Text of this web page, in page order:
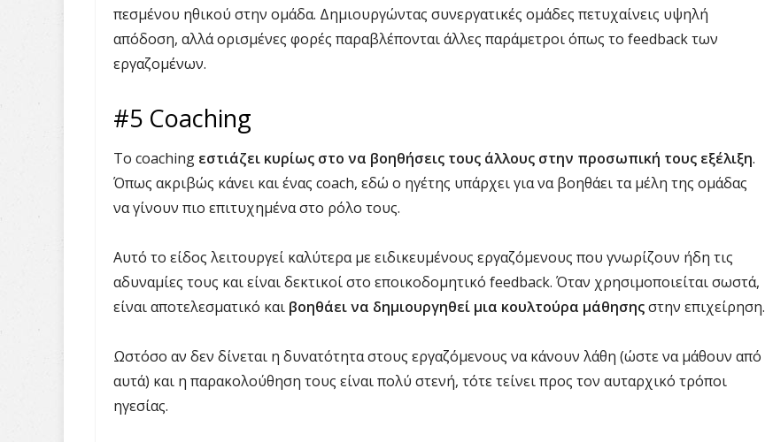
πεσμένου ηθικού στην ομάδα. Δημιουργώντας συνεργατικές ομάδες πετυχαίνεις υψηλή
απόδοση, αλλά ορισμένες φορές παραβλέπονται άλλες παράμετροι όπως το feedback των
εργαζομένων.
#5 Coaching
Το coaching εστιάζει κυρίως στο να βοηθήσεις τους άλλους στην προσωπική τους εξέλιξη.
Όπως ακριβώς κάνει και ένας coach, εδώ ο ηγέτης υπάρχει για να βοηθάει τα μέλη της ομάδας
να γίνουν πιο επιτυχημένα στο ρόλο τους.
Αυτό το είδος λειτουργεί καλύτερα με ειδικευμένους εργαζόμενους που γνωρίζουν ήδη τις
αδυναμίες τους και είναι δεκτικοί στο εποικοδομητικό feedback. Όταν χρησιμοποιείται σωστά,
είναι αποτελεσματικό και βοηθάει να δημιουργηθεί μια κουλτούρα μάθησηςστην επιχείρηση.
Ωστόσο αν δεν δίνεται η δυνατότητα στους εργαζόμενους να κάνουν λάθη (ώστε να μάθουν από
αυτά) και η παρακολούθηση τους είναι πολύ στενή, τότε τείνει προς τον αυταρχικό τρόποι
ηγεσίας.